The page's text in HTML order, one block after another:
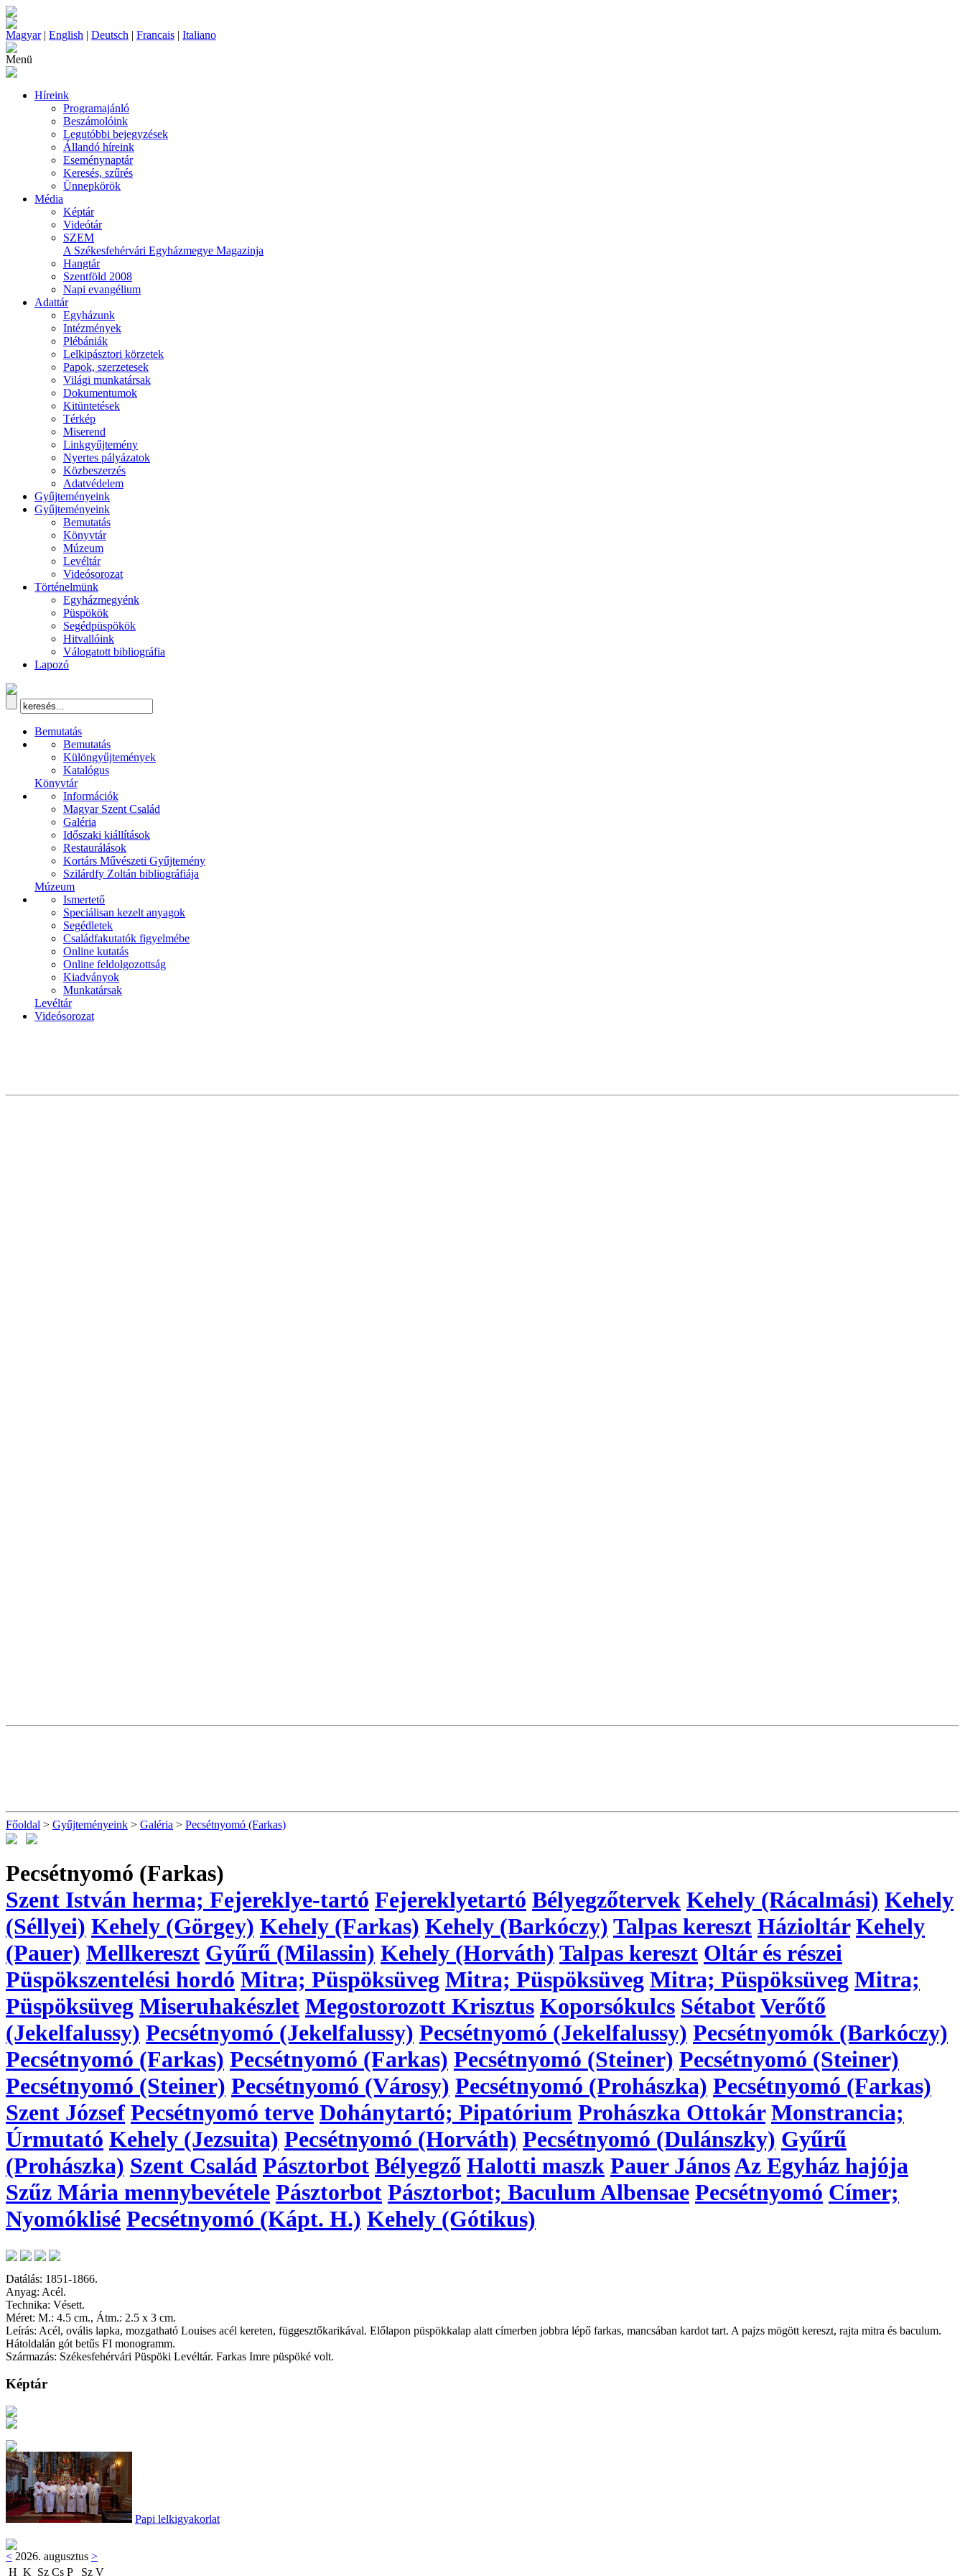
Magyar| English | Deutsch | Francais | Italiano
Menü
Híreink
Programajánló
Beszámolóink
Legutóbbi bejegyzések
Állandó híreink
Eseménynaptár
Keresés, szűrés
Ünnepkörök
Média
Képtár
Videótár
SZEM
A Székesfehérvári Egyházmegye Magazinja
Hangtár
Szentföld 2008
Napi evangélium
Adattár
Egyházunk
Intézmények
Plébániák
Lelkipásztori körzetek
Papok, szerzetesek
Világi munkatársak
Dokumentumok
Kitüntetések
Térkép
Miserend
Linkgyűjtemény
Nyertes pályázatok
Közbeszerzés
Adatvédelem
Gyűjteményeink
Gyűjteményeink
Bemutatás
Könyvtár
Múzeum
Levéltár
Videósorozat
Történelmünk
Egyházmegyénk
Püspökök
Segédpüspökök
Hitvallóink
Válogatott bibliográfia
Lapozó
Bemutatás
Bemutatás
Különgyűjtemények
Katalógus
Könyvtár
Információk
Magyar Szent Család
Galéria
Időszaki kiállítások
Restaurálások
Kortárs Művészeti Gyűjtemény
Szilárdfy Zoltán bibliográfiája
Múzeum
Ismertető
Speciálisan kezelt anyagok
Segédletek
Családfakutatók figyelmébe
Online kutatás
Online feldolgozottság
Kiadványok
Munkatársak
Levéltár
Videósorozat
Főoldal > Gyűjteményeink > Galéria > Pecsétnyomó (Farkas)
Pecsétnyomó (Farkas)
Szent István herma; Fejereklye-tartó Fejereklyetartó Bélyegzőtervek Kehely (Rácalmási) Kehely
(Séllyei) Kehely (Görgey) Kehely (Farkas) Kehely (Barkóczy) Talpas kereszt Házioltár Kehely
(Pauer) Mellkereszt Gyűrű (Milassin) Kehely (Horváth) Talpas kereszt Oltár és részei
Püspökszentelési hordó Mitra; Püspöksüveg Mitra; Püspöksüveg Mitra; Püspöksüveg Mitra;
Püspöksüveg Miseruhakészlet Megostorozott Krisztus Koporsókulcs SétabotVerőtő
(Jekelfalussy) Pecsétnyomó (Jekelfalussy) Pecsétnyomó (Jekelfalussy) Pecsétnyomók (Barkóczy)
Pecsétnyomó (Farkas) Pecsétnyomó (Farkas) Pecsétnyomó (Steiner) Pecsétnyomó (Steiner)
Pecsétnyomó (Steiner) Pecsétnyomó (Városy) Pecsétnyomó (Prohászka) Pecsétnyomó (Farkas)
Szent József Pecsétnyomó terve Dohánytartó; Pipatórium Prohászka Ottokár Monstrancia;
Úrmutató Kehely (Jezsuita) Pecsétnyomó (Horváth) Pecsétnyomó (Dulánszky) Gyűrű
(Prohászka) Szent Család Pásztorbot Bélyegző Halotti maszk Pauer JánosAz Egyház hajója
Szűz Mária mennybevétele Pásztorbot Pásztorbot; Baculum Albensae Pecsétnyomó Címer;
Nyomóklisé Pecsétnyomó (Kápt. H.) Kehely (Gótikus)
Datálás: 1851-1866.
Anyag: Acél.
Technika: Vésett.
Méret: M.: 4.5 cm., Átm.: 2.5 x 3 cm.
Leírás: Acél, ovális lapka, mozgatható Louises acél kereten, függesztőkarikával. Előlapon püspökkalap alatt címerben jobbra lépő farkas, mancsában kardot tart. A pajzs mögött kereszt, rajta mitra és baculum.
Hátoldalán gót betűs FI monogramm.
Származás: Székesfehérvári Püspöki Levéltár. Farkas Imre püspöké volt.
Képtár
Papi lelkigyakorlat
< 2026. augusztus >
H K Sz Cs P Sz V